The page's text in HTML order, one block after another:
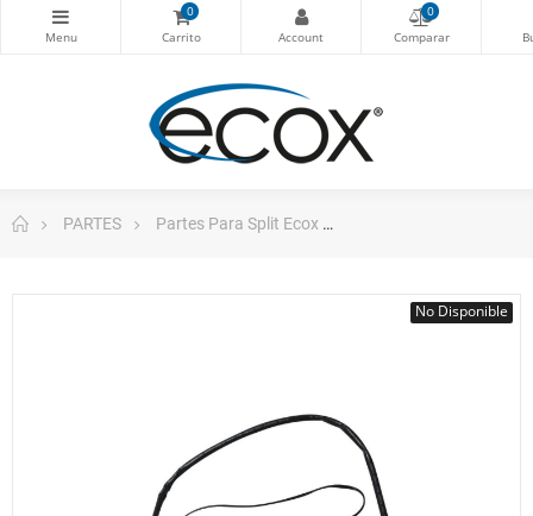
0 0
PARTES Partes Para Split Ecox
No Disponible